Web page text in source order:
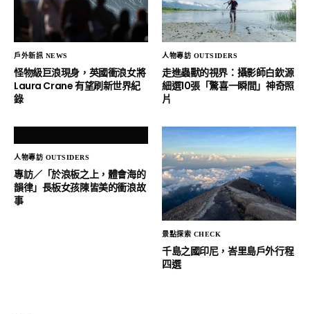
戶外新訊 NEWS
怪物級巨浪現身，英國衝浪女將
Laura Crane 有望刷新世界紀
錄
人物專訪 OUTSIDERS
走進蟲獸的視界：攝影師白欽源
細選10張「驚喜一瞬間」神奇照
片
人物專訪 OUTSIDERS
專訪／「於浪板之上，體會海的
韻律」長板女孩陳皆美的衝浪故
事
景點探索 CHECK
千島之國印尼，峇里島戶外行程
四選